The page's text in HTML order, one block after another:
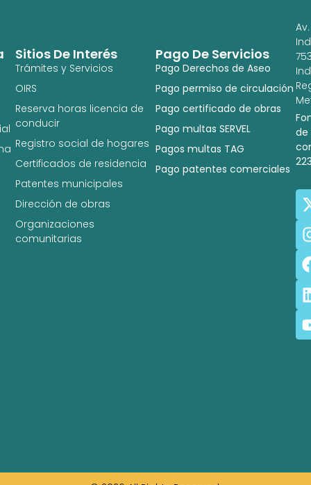
Pago De Servicios
Pago Derechos de Aseo
Pago permiso de circulación
Pago certificado de obras
Pago multas SERVEL
Pagos multas TAG
Pago patentes comerciales
Sitios De Interés
Trámites y Servicios
OIRS
Reserva horas licencia de
conducir
Registro social de hogares
Certificados de residencia
Patentes municipales
Dirección de obras
Organizaciones
comunitarias
Av.
de